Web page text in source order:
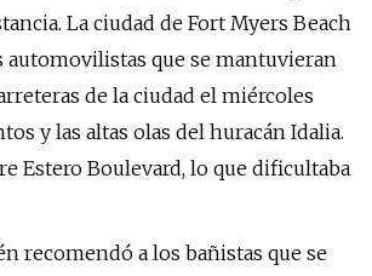
La ciudad de Fort Myers Beach
automovilistas que se mantuvieran
de la ciudad el miércoles
y las altas olas del huracán Idalia.
Estero Boulevard, lo que dificultaba
recomendó a los bañistas que se